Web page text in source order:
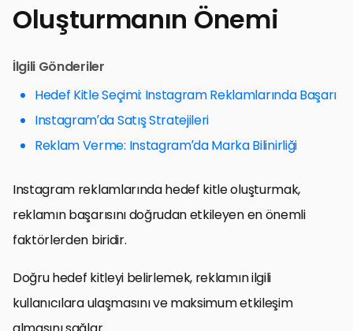
Oluşturmanın Önemi
İlgili Gönderiler
Hedef Kitle Seçimi: Instagram Reklamlarında Başarı
Instagram’da Satış Stratejileri
Reklam Verme: Instagram’da Marka Bilinirliği
Instagram reklamlarında hedef kitle oluşturmak,
reklamın başarısını doğrudan etkileyen en önemli
faktörlerden biridir.
Doğru hedef kitleyi belirlemek, reklamın ilgili
kullanıcılara ulaşmasını ve maksimum etkileşim